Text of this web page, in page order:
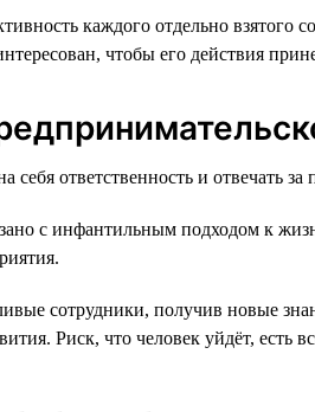
каждого отдельно
чтобы его действия
ответственность и отвечать
с инфантильным подходом к
сотрудники, получив новые
Риск, что человек уйдёт, есть